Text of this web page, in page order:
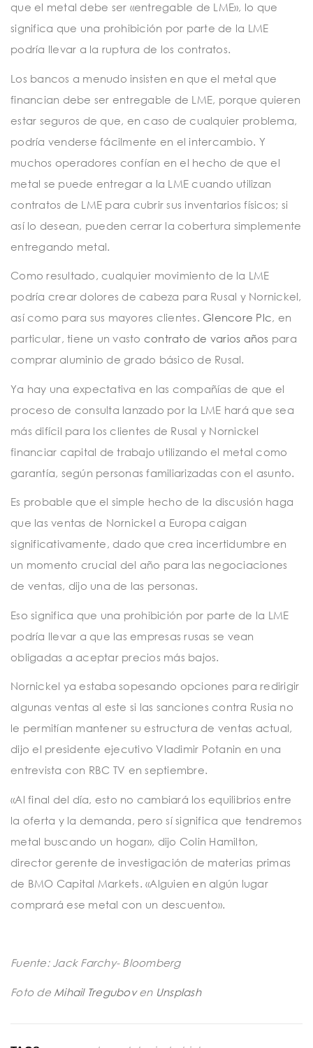
que el metal debe ser «entregable de LME», lo que
significa que una prohibición por parte de la LME
podría llevar a la ruptura de los contratos.
Los bancos a menudo insisten en que el metal que
financian debe ser entregable de LME, porque quieren
estar seguros de que, en caso de cualquier problema,
podría venderse fácilmente en el intercambio. Y
muchos operadores confían en el hecho de que el
metal se puede entregar a la LME cuando utilizan
contratos de LME para cubrir sus inventarios físicos; si
así lo desean, pueden cerrar la cobertura simplemente
entregando metal.
Como resultado, cualquier movimiento de la LME
podría crear dolores de cabeza para Rusal y Nornickel,
así como para sus mayores clientes. Glencore Plc, en
particular, tiene un vasto contrato de varios años para
comprar aluminio de grado básico de Rusal.
Ya hay una expectativa en las compañías de que el
proceso de consulta lanzado por la LME hará que sea
más difícil para los clientes de Rusal y Nornickel
financiar capital de trabajo utilizando el metal como
garantía, según personas familiarizadas con el asunto.
Es probable que el simple hecho de la discusión haga
que las ventas de Nornickel a Europa caigan
significativamente, dado que crea incertidumbre en
un momento crucial del año para las negociaciones
de ventas, dijo una de las personas.
Eso significa que una prohibición por parte de la LME
podría llevar a que las empresas rusas se vean
obligadas a aceptar precios más bajos.
Nornickel ya estaba sopesando opciones para redirigir
algunas ventas al este si las sanciones contra Rusia no
le permitían mantener su estructura de ventas actual,
dijo el presidente ejecutivo Vladimir Potanin en una
entrevista con RBC TV en septiembre.
«Al final del día, esto no cambiará los equilibrios entre
la oferta y la demanda, pero sí significa que tendremos
metal buscando un hogar», dijo Colin Hamilton,
director gerente de investigación de materias primas
de BMO Capital Markets. «Alguien en algún lugar
comprará ese metal con un descuento».
Fuente: Jack Farchy- Bloomberg
Foto de Mihail Treguboven Unsplash